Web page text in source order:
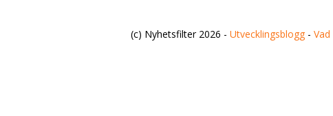
(c) Nyhetsfilter 2026 - Utvecklingsblogg-